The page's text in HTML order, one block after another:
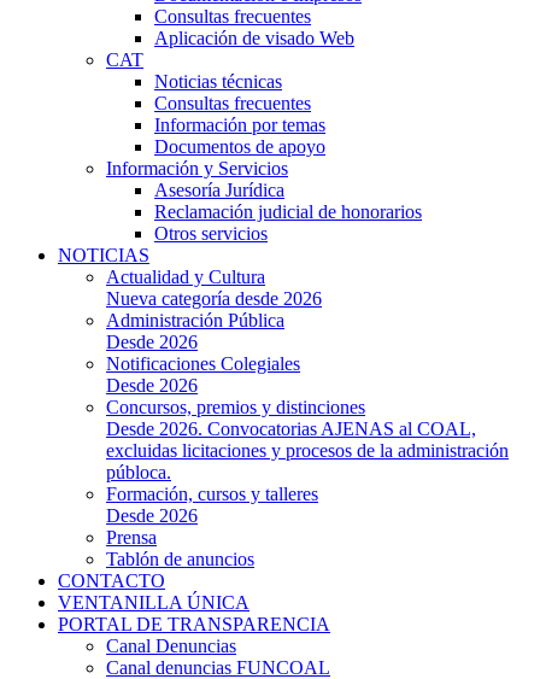
Consultas frecuentes
Aplicación de visado Web
CAT
Noticias técnicas
Consultas frecuentes
Información por temas
Documentos de apoyo
Información y Servicios
Asesoría Jurídica
Reclamación judicial de honorarios
Otros servicios
NOTICIAS
Actualidad y Cultura
Nueva categoría desde 2026
Administración Pública
Desde 2026
Notificaciones Colegiales
Desde 2026
Concursos, premios y distinciones
Desde 2026. Convocatorias AJENAS al COAL,
excluidas licitaciones y procesos de la administración
públoca.
Formación, cursos y talleres
Desde 2026
Prensa
Tablón de anuncios
CONTACTO
VENTANILLA ÚNICA
PORTAL DE TRANSPARENCIA
Canal Denuncias
Canal denuncias FUNCOAL